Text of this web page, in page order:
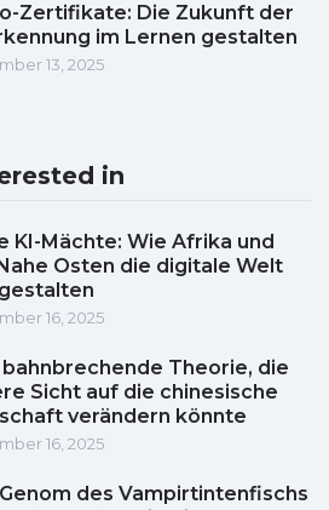
Zertifikate: Die Zukunft der
im Lernen gestalten
13, 2025
in
KI-Mächte: Wie Afrika und
Osten die digitale Welt
16, 2025
bahnbrechende Theorie, die
Sicht auf die chinesische
verändern könnte
16, 2025
Genom des Vampirtintenfischs